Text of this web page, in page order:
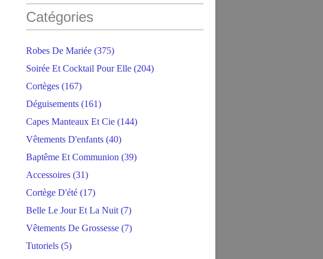
Catégories
Robes De Mariée (375)
Soirée Et Cocktail Pour Elle (204)
Cortèges (167)
Déguisements (161)
Capes Manteaux Et Cie (144)
Vêtements D'enfants (40)
Baptême Et Communion (39)
Accessoires (31)
Cortège D'été (17)
Belle Le Jour Et La Nuit (7)
Vêtements De Grossesse (7)
Tutoriels (5)